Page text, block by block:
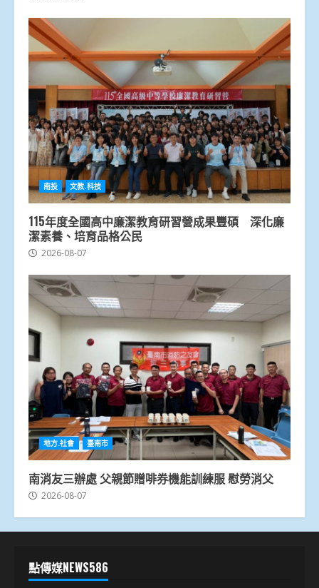
南投 文教.科技
115年度全國高中廉潔教育研習營成果豐碩 深化廉
潔素養、培育品格公民
2026-08-07
地方.社會 臺南市
南消友三辦處 父親節贈啡券機能訓練服 慰勞消父
2026-08-07
點傳媒NEWS586